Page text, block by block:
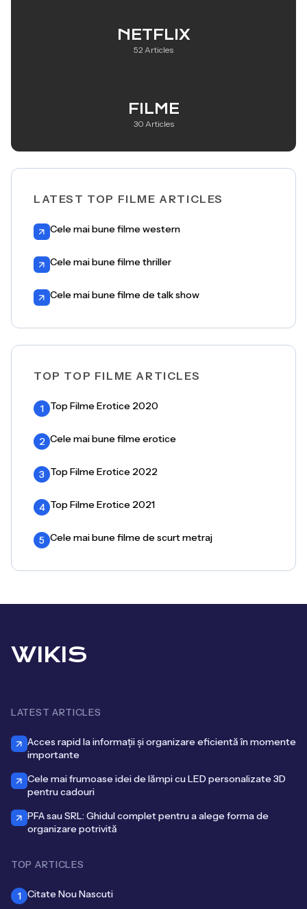
NETFLIX
52 Articles
FILME
30 Articles
LATEST TOP FILME ARTICLES
Cele mai bune filme western
Cele mai bune filme thriller
Cele mai bune filme de talk show
TOP TOP FILME ARTICLES
1 Top Filme Erotice 2020
2 Cele mai bune filme erotice
3 Top Filme Erotice 2022
4 Top Filme Erotice 2021
5 Cele mai bune filme de scurt metraj
WIKIS
LATEST ARTICLES
Acces rapid la informații și organizare eficientă în momente
importante
Cele mai frumoase idei de lămpi cu LED personalizate 3D
pentru cadouri
PFA sau SRL: Ghidul complet pentru a alege forma de
organizare potrivită
TOP ARTICLES
1 Citate Nou Nascuti